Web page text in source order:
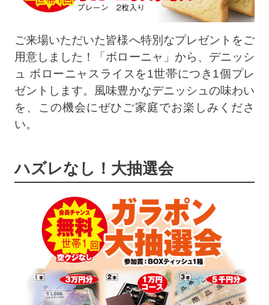
ご来場いただいた皆様へ特別なプレゼントをご
用意しました！「ボローニャ」から、デニッシ
ュ ボローニャスライスを1世帯につき1個プレ
ゼントします。風味豊かなデニッシュの味わい
を、この機会にぜひご家庭でお楽しみくださ
い。
ハズレなし！大抽選会